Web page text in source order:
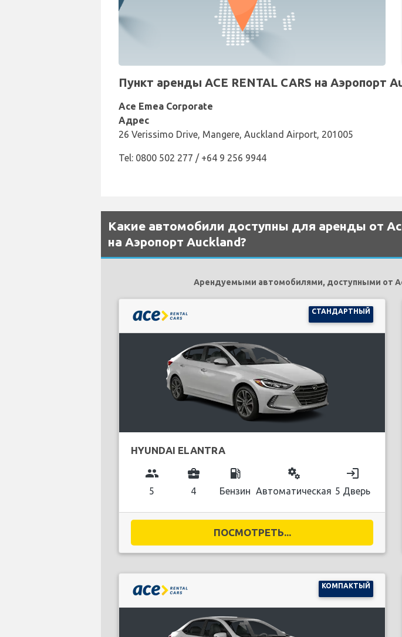
Пункт аренды ACE RENTAL CARS на Аэропорт
Ace Emea Corporate
Адрес
26 Verissimo Drive, Mangere, Auckland Airport, 201005
Tel: 0800 502 277 / +64 9 256 9944
Какие автомобили доступны для аренды от
на Аэропорт Auckland?
Арендуемыми автомобилями, доступными от
СТАНДАРТНЫЙ
HYUNDAI ELANTRA
group
5
business_center
4
local_gas_station
Бензин
miscellaneous_services
Автоматическая
login
5 Дверь
ПОСМОТРЕТЬ...
КОМПАКТЫЙ